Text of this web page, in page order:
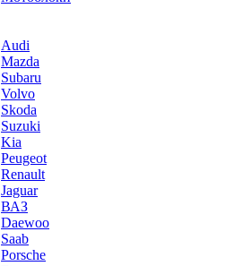
Audi
Mazda
Subaru
Volvo
Skoda
Suzuki
Kia
Peugeot
Renault
Jaguar
ВАЗ
Daewoo
Saab
Porsche